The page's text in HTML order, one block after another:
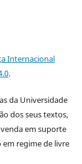
Internacional
.
da Universidade
dos seus textos,
em suporte
em regime de livre